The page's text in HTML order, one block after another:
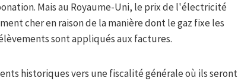
Mais au Royaume-Uni, le prix de l'électricité
cher en raison de la manière dont le gaz fixe les
sont appliqués aux factures.
historiques vers une fiscalité générale où ils seront